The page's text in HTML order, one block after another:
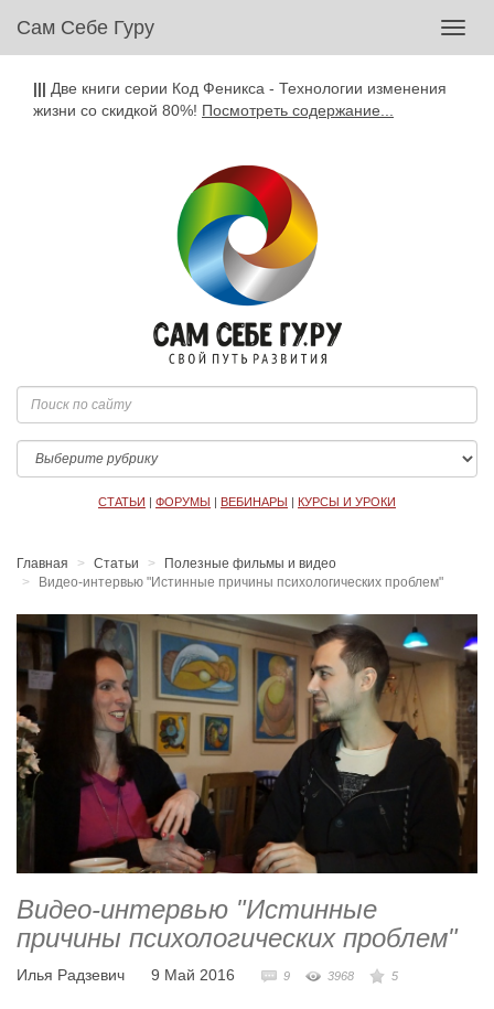
Сам Себе Гуру
||| Две книги серии Код Феникса - Технологии изменения
жизни со скидкой 80%! Посмотреть содержание...
СТАТЬИ | ФОРУМЫ | ВЕБИНАРЫ | КУРСЫ И УРОКИ
Главная Статьи
Полезные фильмы и видео
Видео-интервью "Истинные причины психологических проблем"
Видео-интервью "Истинные
причины психологических проблем"
Илья Радзевич 9 Май 2016 9 3968 5